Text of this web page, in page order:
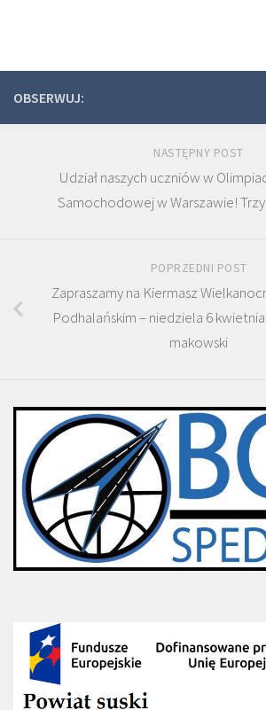
OBSERWUJ:
NASTĘPNY POST
Udział naszych uczniów w
Samochodowej w Warszawie!
POPRZEDNI POST
Zapraszamy na Kiermasz
Podhalańskim – niedziela 6
makowski